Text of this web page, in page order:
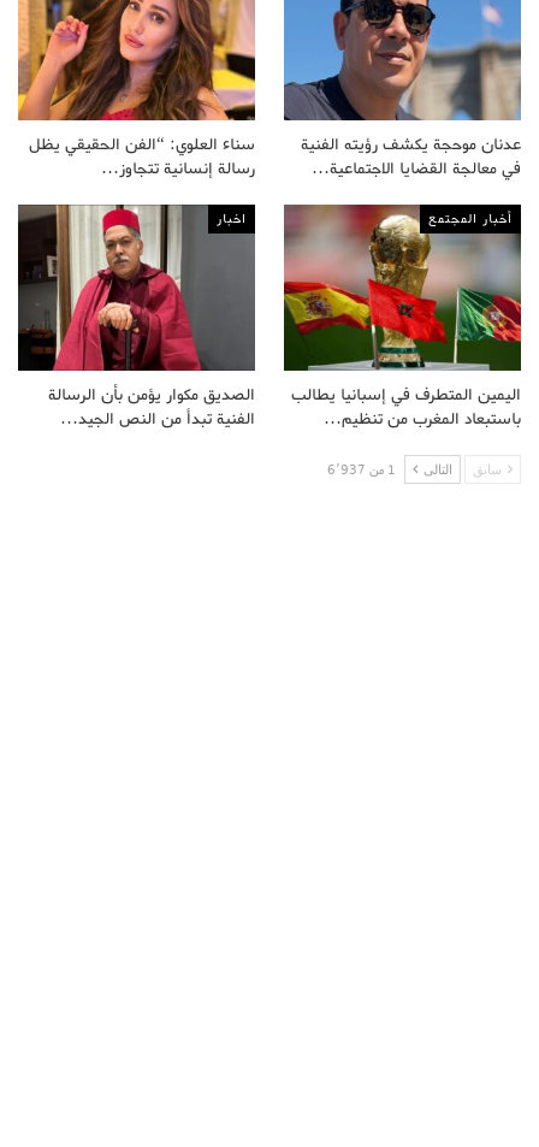
عدنان موحجة يكشف رؤيته الفنية
في معالجة القضايا الاجتماعية…
سناء العلوي: “الفن الحقيقي يظل
رسالة إنسانية تتجاوز…
أخبار المجتمع
اليمين المتطرف في إسبانيا يطالب
باستبعاد المغرب من تنظيم…
اخبار
الصديق مكوار يؤمن بأن الرسالة
الفنية تبدأ من النص الجيد…
سابق التالى 1 من 6٬937